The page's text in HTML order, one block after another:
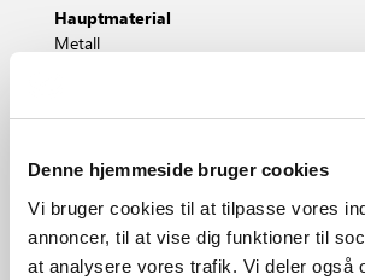
Denne hjemmeside bruger cookies
Vi bruger cookies til at tilpasse vores
annoncer, til at vise dig funktioner til
at analysere vores trafik. Vi deler også
Hauptmaterial
Metall
2113251035
2113251001